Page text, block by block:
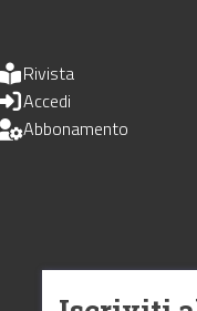
Rivista
Accedi
Abbonamento